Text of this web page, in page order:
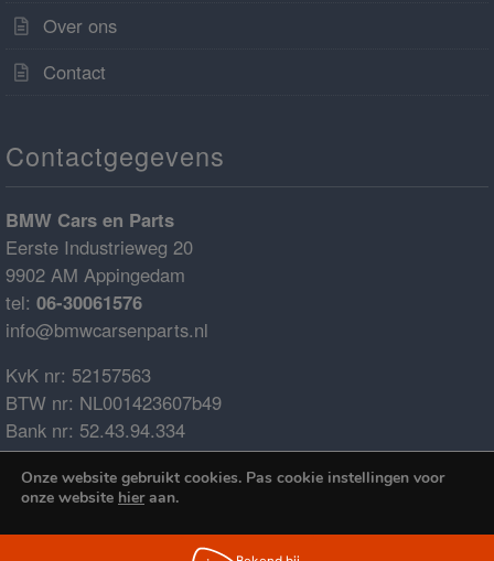
Over ons
Contact
Contactgegevens
BMW Cars en Parts
Eerste Industrieweg 20
9902 AM Appingedam
tel: 06-30061576
info@bmwcarsenparts.nl
KvK nr: 52157563
BTW nr: NL001423607b49
Bank nr: 52.43.94.334
IBAN: NL68ABNA0524394334
BIC: ABNANL2A
Onze website gebruikt cookies. Pas cookie instellingen voor
onze website hieraan.